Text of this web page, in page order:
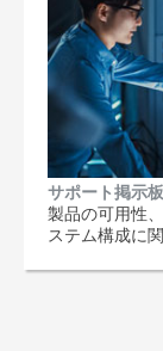
サポート掲示
製品の可用性
ステム構成に